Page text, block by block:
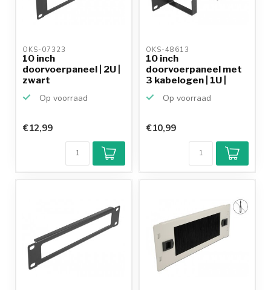
OKS-07323
10 inch
doorvoerpaneel | 2U |
zwart
Op voorraad
€12,99
OKS-48613
10 inch
doorvoerpaneel met
3 kabelogen | 1U |
Op voorraad
€10,99